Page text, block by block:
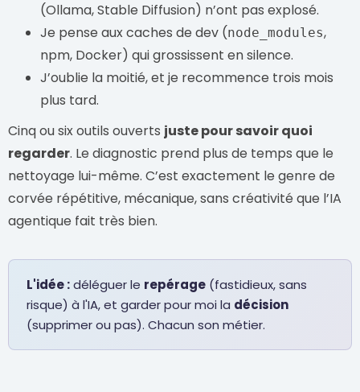
(Ollama, Stable Diffusion) n’ont pas explosé.
Je pense aux caches de dev (node_modules,
npm, Docker) qui grossissent en silence.
J’oublie la moitié, et je recommence trois mois
plus tard.
Cinq ou six outils ouverts juste pour savoir quoi
regarder. Le diagnostic prend plus de temps que le
nettoyage lui-même. C’est exactement le genre de
corvée répétitive, mécanique, sans créativité que l’IA
agentique fait très bien.
L'idée :déléguer le repérage (fastidieux, sans
risque) à l'IA, et garder pour moi la décision
(supprimer ou pas). Chacun son métier.